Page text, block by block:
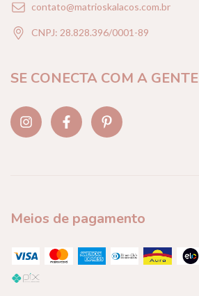
contato@matrioskalacos.com.br
CNPJ: 28.828.396/0001-89
SE CONECTA COM A GENTE
Meios de pagamento